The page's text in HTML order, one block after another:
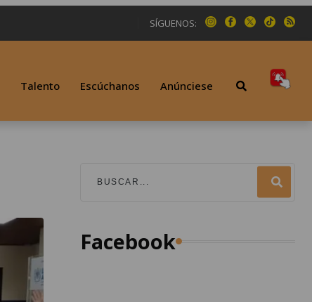
SÍGUENOS:
Talento Escúchanos Anúnciese
Facebook